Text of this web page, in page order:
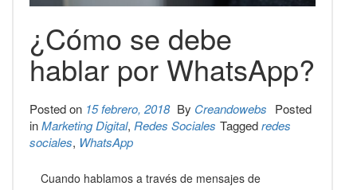
¿Cómo se debe
hablar por WhatsApp?
Posted on 15 febrero, 2018 By Creandowebs Posted
inMarketing Digital, Redes Sociales Taggedredes
sociales, WhatsApp
Cuando hablamos a través de mensajes de